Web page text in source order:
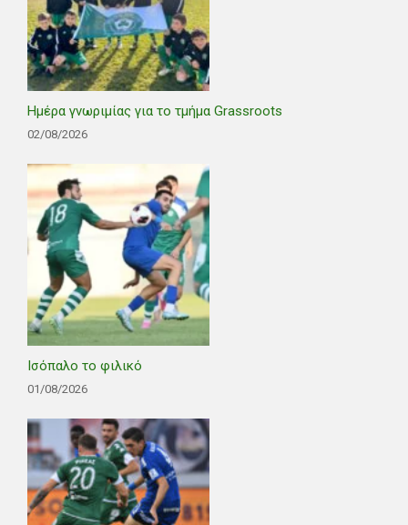
Ημέρα γνωριμίας για το τμήμα Grassroots
02/08/2026
Ισόπαλο το φιλικό
01/08/2026